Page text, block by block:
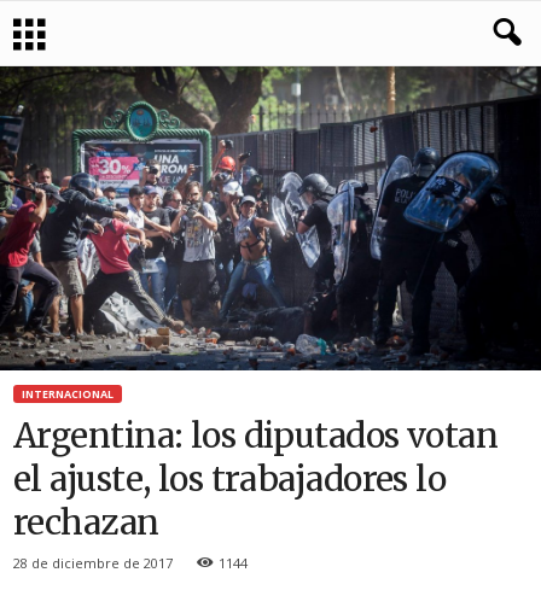
INTERNACIONAL
Argentina: los diputados votan
el ajuste, los trabajadores lo
rechazan
28 de diciembre de 2017 1144